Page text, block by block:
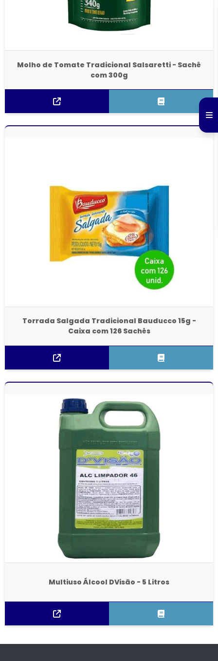
Molho de Tomate Tradicional Salsaretti - Sachê
com 300g
Torrada Salgada Tradicional Bauducco 15g -
Caixa com 126 Sachês
Multiuso Álcool DVisão - 5 Litros